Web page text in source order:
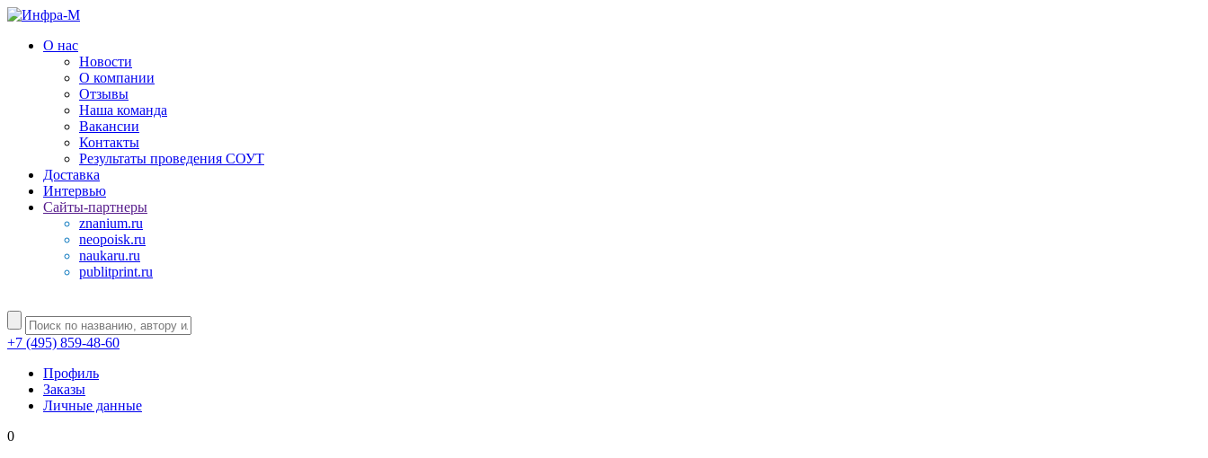
О нас
Новости
О компании
Отзывы
Наша команда
Вакансии
Контакты
Результаты проведения СОУТ
Доставка
Интервью
Сайты-партнеры
znanium.ru
neopoisk.ru
naukaru.ru
publitprint.ru
+7 (495) 859-48-60
Профиль
Заказы
Личные данные
0